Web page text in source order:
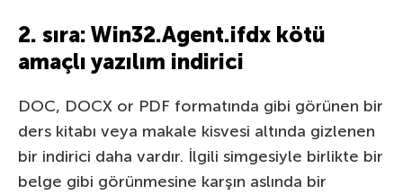
2. sıra: Win32.Agent.ifdx kötü
amaçlı yazılım indirici
DOC, DOCX or PDF formatında gibi görünen bir
ders kitabı veya makale kisvesi altında gizlenen
bir indirici daha vardır. İlgili simgesiyle birlikte bir
belge gibi görünmesine karşın aslında bir